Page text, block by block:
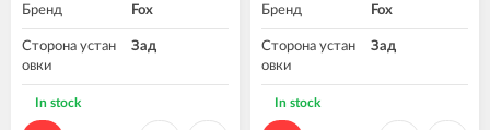
Бренд Fox
Сторона устан
овки
Зад
Материал
In stock
Бренд Fox
Сторона устан
овки
Зад
Высота подъе
ма, дюйм
In stock